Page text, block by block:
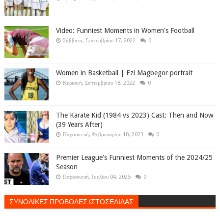
Video: Funniest Moments in Women's Football
Σάββατο, Σεπτεμβρίου 17, 2022 0
Women in Basketball | Ezi Magbegor portrait
Κυριακή, Σεπτεμβρίου 18, 2022 0
The Karate Kid (1984 vs 2023) Cast: Then and Now
(39 Years After)
Παρασκευή, Φεβρουαρίου 10, 2023 0
Premier League's Funniest Moments of the 2024/25
Season
Παρασκευή, Ιουλίου 04, 2025 0
ΣΥΝΟΛΙΚΕΣ ΠΡΟΒΟΛΕΣ ΙΣΤΟΣΕΛΙΔΑΣ